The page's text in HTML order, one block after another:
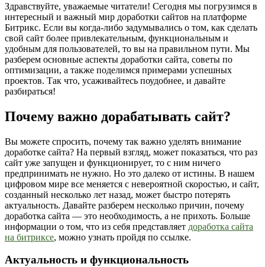
Здравствуйте, уважаемые читатели! Сегодня мы погрузимся в
интересный и важный мир доработки сайтов на платформе
Битрикс. Если вы когда-либо задумывались о том, как сделать
свой сайт более привлекательным, функциональным и
удобным для пользователей, то вы на правильном пути. Мы
разберем основные аспекты доработки сайта, советы по
оптимизации, а также поделимся примерами успешных
проектов. Так что, усаживайтесь поудобнее, и давайте
разбираться!
Почему важно дорабатывать сайт?
Вы можете спросить, почему так важно уделять внимание
доработке сайта? На первый взгляд, может показаться, что раз
сайт уже запущен и функционирует, то с ним ничего
предпринимать не нужно. Но это далеко от истины. В нашем
цифровом мире все меняется с невероятной скоростью, и сайт,
созданный несколько лет назад, может быстро потерять
актуальность. Давайте разберем несколько причин, почему
доработка сайта — это необходимость, а не прихоть. Больше
информации о том, что из себя представляет доработка сайта
на битриксе, можно узнать пройдя по ссылке.
Актуальность и функциональность